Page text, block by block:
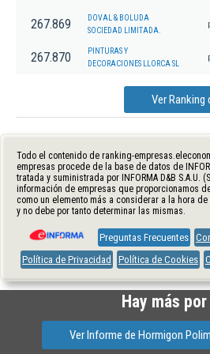
267.869
DOVAL & BOLUDA
SOCIEDAD LIMITADA.
267.870
PINTURAS Y
DECORACIONES LLORCA SL
Ver Ranking
Todo el contenido de ranking-
empresas procede de la base de datos de
tratada y suministrada por INFORMA D&B S.A.U.
información de empresas que proporcionamos
como un elemento más a considerar a la hora
y no debe por tanto determinar las mismas.
Preguntas Frecuentes
Política de Privacidad
Política de Cookies
Hay más
Ver Informe de Hormigon